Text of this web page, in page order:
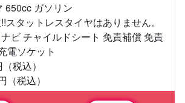
650cc ガソリン
タットレスタイヤはありません。
ビ チャイルドシート 免責補償 免責
電ソケット
税込）
（税込）